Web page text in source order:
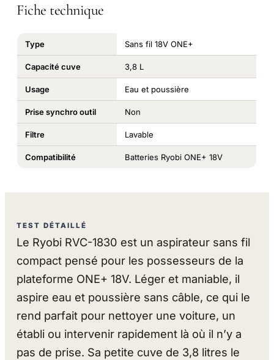
Fiche technique
Type Sans fil 18V ONE+
Capacité cuve 3,8 L
Usage Eau et poussière
Prise synchro outil Non
Filtre Lavable
Compatibilité Batteries Ryobi ONE+ 18V
TEST DÉTAILLÉ
Le Ryobi RVC-1830 est un aspirateur sans fil
compact pensé pour les possesseurs de la
plateforme ONE+ 18V. Léger et maniable, il
aspire eau et poussière sans câble, ce qui le
rend parfait pour nettoyer une voiture, un
établi ou intervenir rapidement là où il n’y a
pas de prise. Sa petite cuve de 3,8 litres le